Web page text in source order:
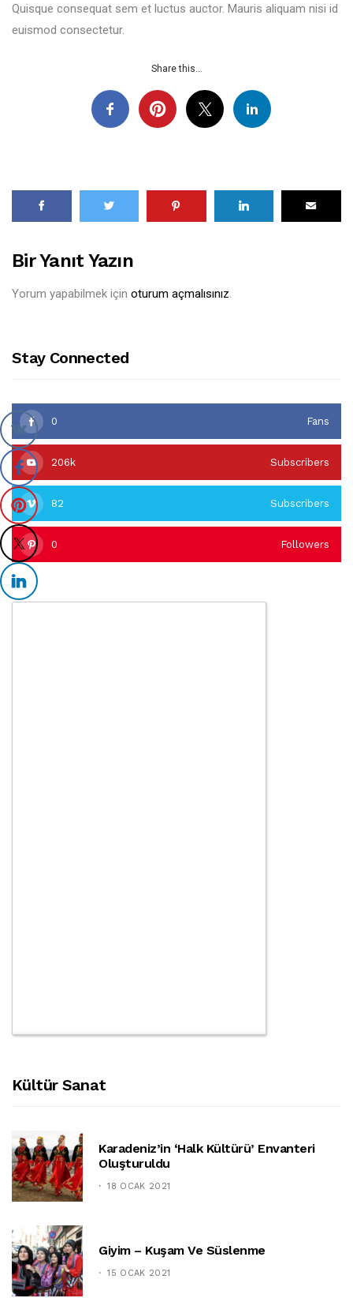
Quisque consequat sem et luctus auctor. Mauris aliquam nisi id
euismod consectetur.
Share this...
Bir Yanıt Yazın
Yorum yapabilmek için oturum açmalısınız.
Stay Connected
0 Fans
206k Subscribers
82 Subscribers
0 Followers
Kültür Sanat
Karadeniz’in ‘halk Kültürü’ Envanteri
Oluşturuldu
18 OCAK 2021
Giyim – Kuşam Ve Süslenme
15 OCAK 2021